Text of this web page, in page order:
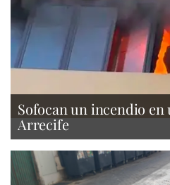
Sofocan un incendio en
Arrecife